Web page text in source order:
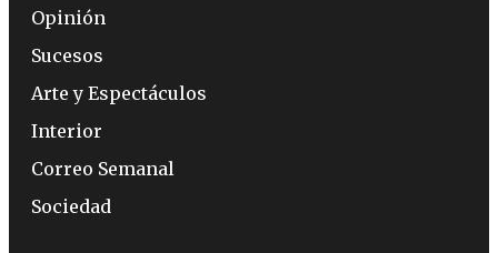
Opinión
Sucesos
Arte y Espectáculos
Interior
Correo Semanal
Sociedad